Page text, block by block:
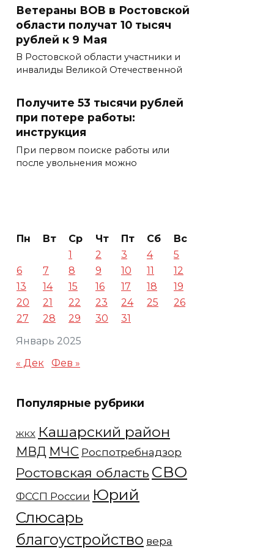
Ветераны ВОВ в Ростовской
области получат 10 тысяч
рублей к 9 Мая
В Ростовской области участники и
инвалиды Великой Отечественной
Получите 53 тысячи рублей
при потере работы:
инструкция
При первом поиске работы или
после увольнения можно
Январь 2025
Пн Вт Ср Чт Пт Сб
Вс
1
2 3 4
5
6
7 8 9 10 11
12
13
14 15 16 17 18
19
20
21 22 23 24 25
26
27
28 29 30 31
« Дек Фев »
Популярные рубрики
ЖКХ Кашарский район
МВД МЧС Роспотребнадзор
Ростовская область СВО
ФССП России Юрий
Слюсарь
благоустройство вера